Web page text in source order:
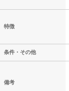
特徴
条件・その他
備考